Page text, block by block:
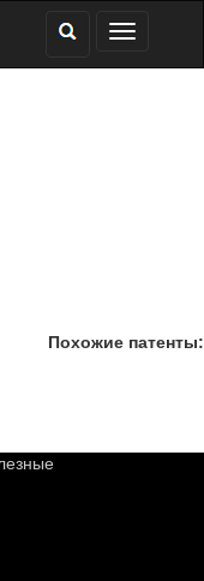
Похожие патенты: